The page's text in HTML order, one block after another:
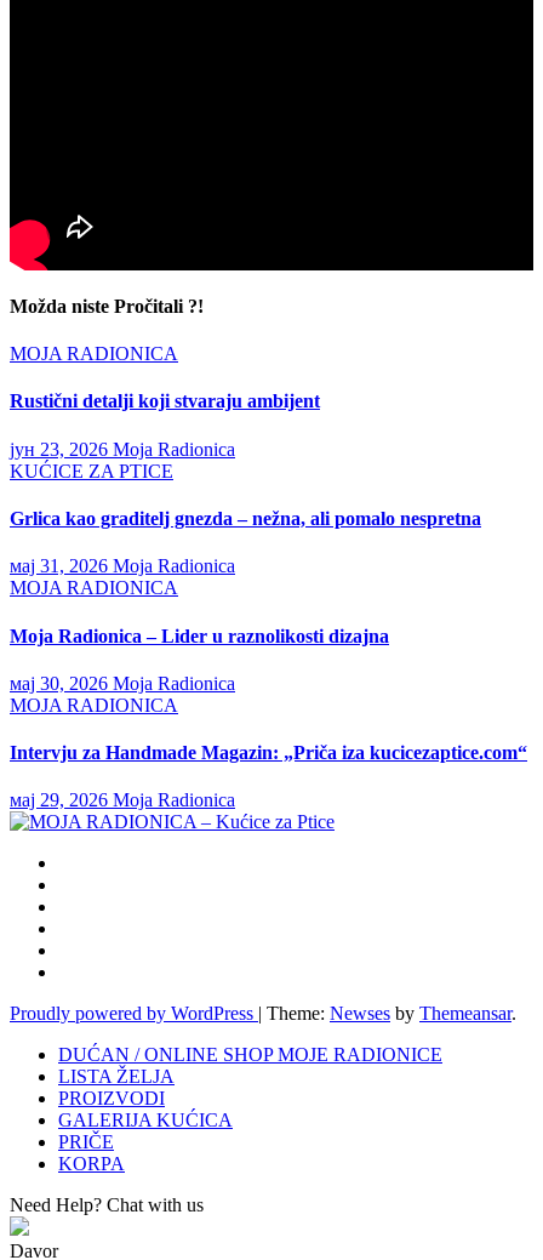
Možda niste Pročitali ?!
MOJA RADIONICA
Rustični detalji koji stvaraju ambijent
јун 23, 2026 Moja Radionica
KUĆICE ZA PTICE
Grlica kao graditelj gnezda – nežna, ali pomalo nespretna
мај 31, 2026 Moja Radionica
MOJA RADIONICA
Moja Radionica – Lider u raznolikosti dizajna
мај 30, 2026 Moja Radionica
MOJA RADIONICA
Intervju za Handmade Magazin: „Priča iza kucicezaptice.com“
мај 29, 2026 Moja Radionica
Proudly powered by WordPress | Theme: Newses by Themeansar.
DUĆAN / ONLINE SHOP MOJE RADIONICE
LISTA ŽELJA
PROIZVODI
GALERIJA KUĆICA
PRIČE
KORPA
Need Help? Chat with us
Davor